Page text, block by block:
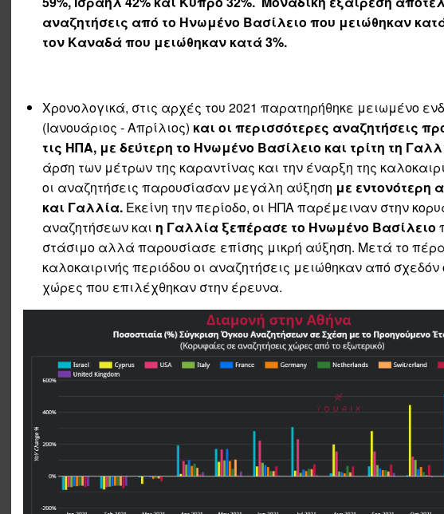
αναζητήσεις από το Ηνωμένο Βασίλειο που μειώθηκαν
τον Καναδά που μειώθηκαν κατά 3%.
Χρονολογικά, στις αρχές του 2021 παρατηρήθηκε μειωμένο
(Ιανουάριος - Απρίλιος) και οι περισσότερες αναζητήσεις
τις ΗΠΑ, με δεύτερη το Ηνωμένο Βασίλειο και τρίτη τη
άρση των μέτρων της καραντίνας και την έναρξη της
οι αναζητήσεις παρουσίασαν μεγάλη αύξηση με εντονότερη
και Γαλλία. Εκείνη την περίοδο, οι ΗΠΑ παρέμειναν στην
αναζητήσεων και η Γαλλία ξεπέρασε το Ηνωμένο Βασίλειο
στάσιμο αλλά παρουσίασε επίσης μικρή αύξηση. Μετά το
καλοκαιρινής περιόδου οι αναζητήσεις μειώθηκαν από σχεδόν
χώρες που επιλέχθηκαν στην έρευνα.